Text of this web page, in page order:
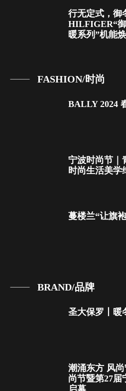
行无定式，
HILFIGER“
暖系列”机能
FASHION/时尚
BALLY 2024
宁波时尚节｜
时尚生活美
蔓楼兰“让旗
BRAND/品牌
圣大保罗丨暖
潮涌东方 风
尚节暨第27届
启幕